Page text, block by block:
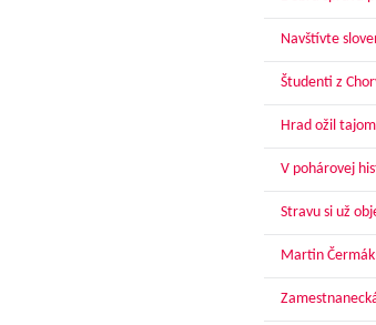
Navštívte
Študenti z
Hrad ožil
V pohárovej
Stravu si už
Martin